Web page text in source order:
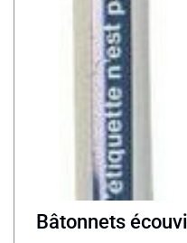
Bâtonnets